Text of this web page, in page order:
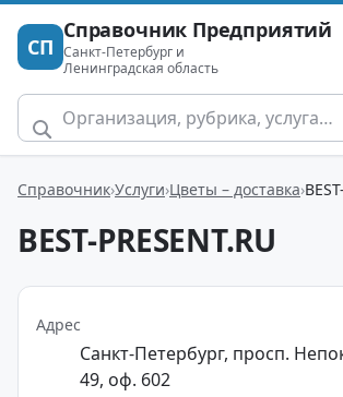
СП
Справочник Предприятий
Санкт-Петербург и
Ленинградская область
Справочник Услуги Цветы – доставка
BEST-PRESENT.RU
Адрес
Санкт-Петербург, просп.
49, оф. 602